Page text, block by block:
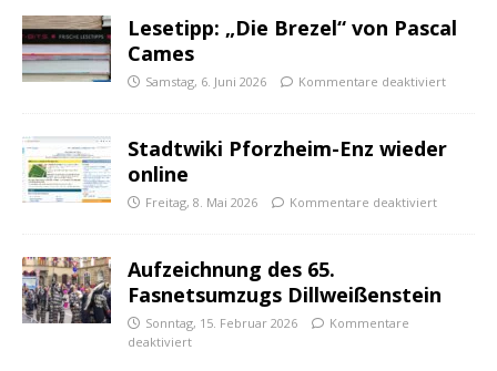
Lesetipp: „Die Brezel“ von Pascal
Cames
Samstag, 6. Juni 2026 Kommentare deaktiviert
Stadtwiki Pforzheim-Enz wieder
online
Freitag, 8. Mai 2026 Kommentare deaktiviert
Aufzeichnung des 65.
Fasnetsumzugs Dillweißenstein
Sonntag, 15. Februar 2026
Kommentare
deaktiviert